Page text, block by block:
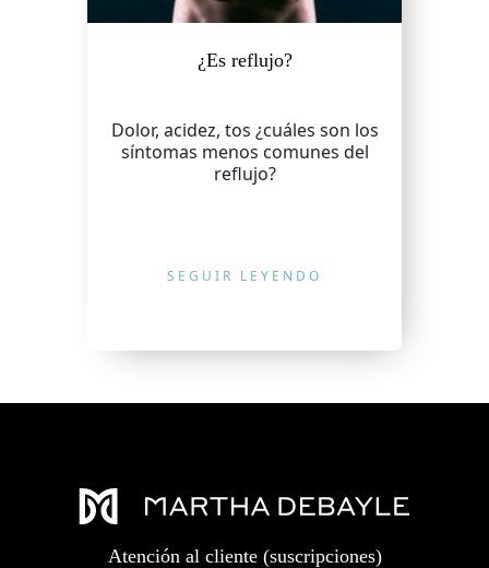
¿Es reflujo?
Dolor, acidez, tos ¿cuáles son los
síntomas menos comunes del
reflujo?
SEGUIR LEYENDO
Atención al cliente (suscripciones)